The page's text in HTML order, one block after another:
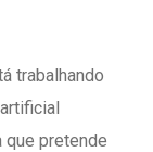
trabalhando
que pretende